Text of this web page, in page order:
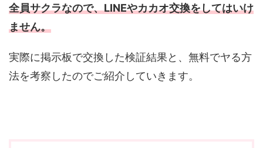
全員サクラなので、LINEやカカオ交換をしてはいけ
ません。
実際に掲示板で交換した検証結果と、無料でヤる方
法を考察したのでご紹介していきます。